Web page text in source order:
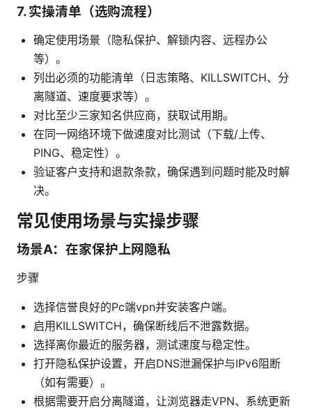
7. 实操清单（选购流程）
确定使用场景（隐私保护、解锁内容、远程办公
等）。
列出必须的功能清单（日志策略、KILLSWITCH、分
离隧道、速度要求等）。
对比至少三家知名供应商，获取试用期。
在同一网络环境下做速度对比测试（下载/上传、
PING、稳定性）。
验证客户支持和退款条款，确保遇到问题时能及时解
决。
常见使用场景与实操步骤
场景A：在家保护上网隐私
步骤
选择信誉良好的Pc端vpn并安装客户端。
启用KILLSWITCH，确保断线后不泄露数据。
选择离你最近的服务器，测试速度与稳定性。
打开隐私保护设置，开启DNS泄漏保护与IPv6阻断
（如有需要）。
根据需要开启分离隧道，让浏览器走VPN、系统更新